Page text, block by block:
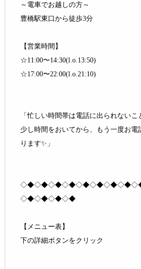
～電車でお越しの方～
豊橋駅東口から徒歩3分
【営業時間】
☆11:00〜14:30(l.o.13:50)
☆17:00〜22:00(l.o.21:10)
「忙しい時間帯は電話に出られないこ
少し時間をおいてから、もう一度お電
ります✨」
◇◆◇◆◇◆◇◆
【メニュー表】
下の詳細ボタンをクリック